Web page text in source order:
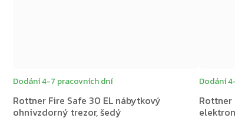
Rottner Fire Safe 30 EL nábytkový
ohnivzdorný trezor, šedý
Dodání 4-7 pracovních dní
Rottner
Dodání